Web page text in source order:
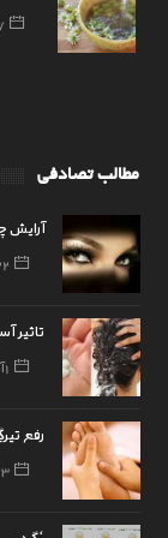
27
مطالب تصادفی
آرایش
22
تاثیر
1 آگوست, 2016
رفع
23